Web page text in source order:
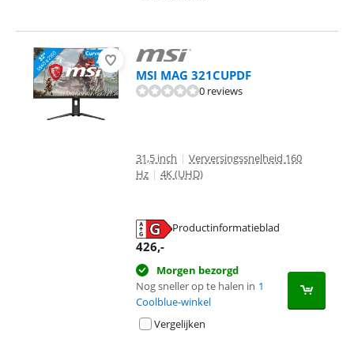
MSI MAG 321CUPDF
0 reviews
31,5 inch | Verversingssnelheid 160
Hz | 4K (UHD)
Productinformatieblad
426,-
Morgen bezorgd
Nog sneller op te halen in 1
Coolblue-winkel
Vergelijken